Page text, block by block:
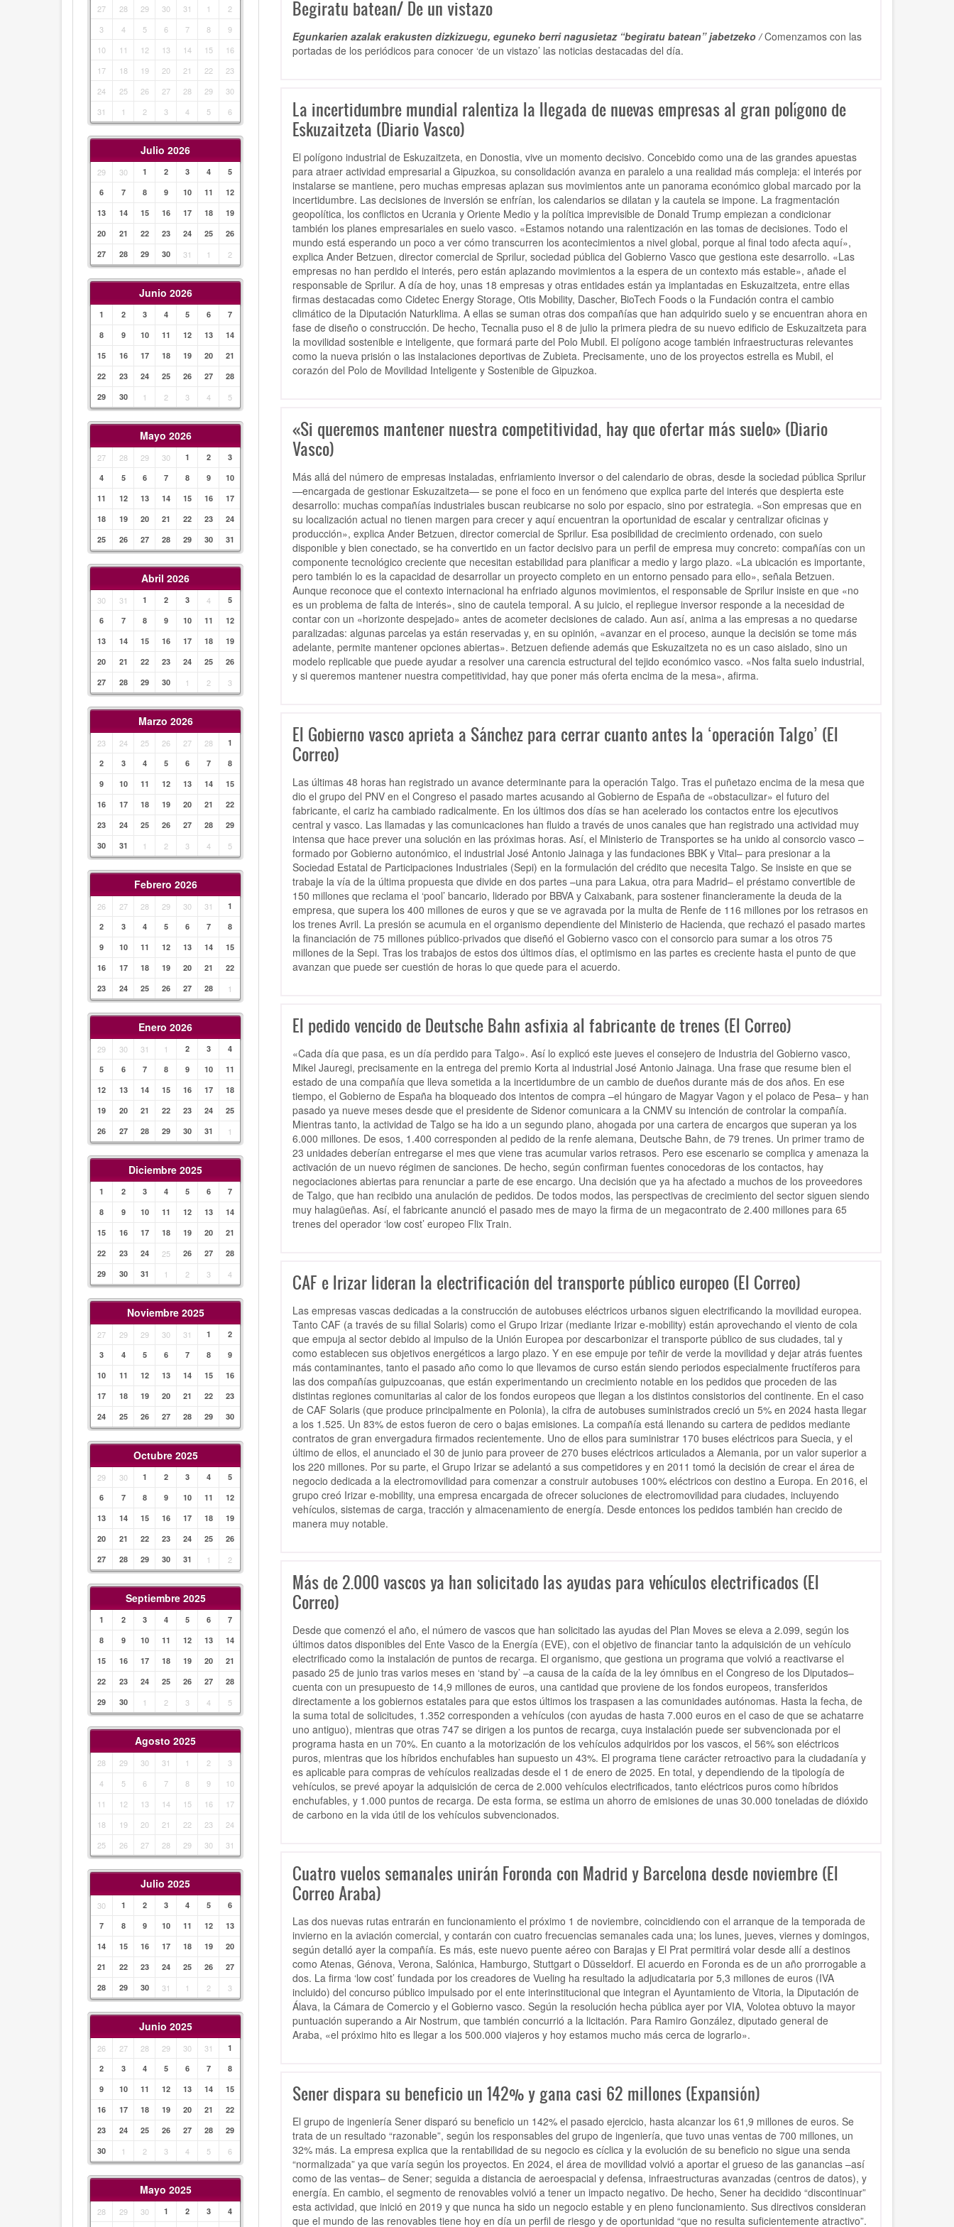
27 28 29 30 31 1
2
3
4 5 6 7 8
9
10
11 12 13 14 15
16
17
18 19 20 21 22
23
24
25 26 27 28 29
30
31
1 2 3 4 5 6
Julio 2026
29 30 1 2 3 4
5
6
7 8 9 10 11
12
13
14 15 16 17 18
19
20
21 22 23 24 25
26
27
28 29 30 31 1 2
Junio 2026
1 2 3 4 5 6
7
8
9 10 11 12 13
14
15
16 17 18 19 20
21
22
23 24 25 26 27
28
29
30 1 2 3 4 5
Mayo 2026
27 28 29 30 1 2
3
4
5 6 7 8 9
10
11
12 13 14 15 16
17
18
19 20 21 22 23
24
25
26 27 28 29 30 31
Abril 2026
30 31 1 2 3 4
5
6
7 8 9 10 11
12
13
14 15 16 17 18
19
20
21 22 23 24 25
26
27
28 29 30 1 2 3
Marzo 2026
23 24 25 26 27 28
1
2
3 4 5 6 7
8
9
10 11 12 13 14
15
16
17 18 19 20 21
22
23
24 25 26 27 28
29
30
31 1 2 3 4 5
Febrero 2026
26 27 28 29 30 31
1
2
3 4 5 6 7
8
9
10 11 12 13 14
15
16
17 18 19 20 21
22
23
24 25 26 27 28 1
Enero 2026
29 30 31 1 2 3
4
5
6 7 8 9 10
11
12
13 14 15 16 17
18
19
20 21 22 23 24
25
26
27 28 29 30 31 1
Diciembre 2025
1 2 3 4 5 6
7
8
9 10 11 12 13
14
15
16 17 18 19 20
21
22
23 24 25 26 27
28
29
30 31 1 2 3 4
Noviembre 2025
27 29 29 30 31 1
2
3
4 5 6 7 8
9
10
11 12 13 14 15
16
17
18 19 20 21 22
23
24
25 26 27 28 29 30
Octubre 2025
29 30 1 2 3 4
5
6
7 8 9 10 11
12
13
14 15 16 17 18
19
20
21 22 23 24 25
26
27
28 29 30 31 1 2
Septiembre 2025
1 2 3 4 5 6
7
8
9 10 11 12 13
14
15
16 17 18 19 20
21
22
23 24 25 26 27
28
29
30 1 2 3 4 5
Agosto 2025
28 29 30 31 1 2
3
4
5 6 7 8 9
10
11
12 13 14 15 16
17
18
19 20 21 22 23
24
25
26 27 28 29 30 31
Julio 2025
30 1 2 3 4 5
6
7
8 9 10 11 12
13
14
15 16 17 18 19
20
21
22 23 24 25 26
27
28
29 30 31 1 2 3
Junio 2025
26 27 28 29 30 31
1
2
3 4 5 6 7
8
9
10 11 12 13 14
15
16
17 18 19 20 21
22
23
24 25 26 27 28
29
30
1 2 3 4 5 6
Mayo 2025
28 29 30 1 2 3
4
Begiratu batean/ De un vistazo
Egunkarien azalak erakusten dizkizuegu, eguneko berri nagusietaz “begiratu batean” jabetzeko /Comenzamos con las
portadas de los periódicos para conocer ‘de un vistazo’ las noticias destacadas del día.
La incertidumbre mundial ralentiza la llegada de nuevas empresas al gran polígono de
Eskuzaitzeta (Diario Vasco)
El polígono industrial de Eskuzaitzeta, en Donostia, vive un momento decisivo. Concebido como una de las grandes apuestas
para atraer actividad empresarial a Gipuzkoa, su consolidación avanza en paralelo a una realidad más compleja: el interés por
instalarse se mantiene, pero muchas empresas aplazan sus movimientos ante un panorama económico global marcado por la
incertidumbre. Las decisiones de inversión se enfrían, los calendarios se dilatan y la cautela se impone. La fragmentación
geopolítica, los conflictos en Ucrania y Oriente Medio y la política imprevisible de Donald Trump empiezan a condicionar
también los planes empresariales en suelo vasco. «Estamos notando una ralentización en las tomas de decisiones. Todo el
mundo está esperando un poco a ver cómo transcurren los acontecimientos a nivel global, porque al final todo afecta aquí»,
explica Ander Betzuen, director comercial de Sprilur, sociedad pública del Gobierno Vasco que gestiona este desarrollo. «Las
empresas no han perdido el interés, pero están aplazando movimientos a la espera de un contexto más estable», añade el
responsable de Sprilur. A día de hoy, unas 18 empresas y otras entidades están ya implantadas en Eskuzaitzeta, entre ellas
firmas destacadas como Cidetec Energy Storage, Otis Mobility, Dascher, BioTech Foods o la Fundación contra el cambio
climático de la Diputación Naturklima. A ellas se suman otras dos compañías que han adquirido suelo y se encuentran ahora en
fase de diseño o construcción. De hecho, Tecnalia puso el 8 de julio la primera piedra de su nuevo edificio de Eskuzaitzeta para
la movilidad sostenible e inteligente, que formará parte del Polo Mubil. El polígono acoge también infraestructuras relevantes
como la nueva prisión o las instalaciones deportivas de Zubieta. Precisamente, uno de los proyectos estrella es Mubil, el
corazón del Polo de Movilidad Inteligente y Sostenible de Gipuzkoa.
«Si queremos mantener nuestra competitividad, hay que ofertar más suelo» (Diario
Vasco)
Más allá del número de empresas instaladas, enfriamiento inversor o del calendario de obras, desde la sociedad pública Sprilur
—encargada de gestionar Eskuzaitzeta— se pone el foco en un fenómeno que explica parte del interés que despierta este
desarrollo: muchas compañías industriales buscan reubicarse no solo por espacio, sino por estrategia. «Son empresas que en
su localización actual no tienen margen para crecer y aquí encuentran la oportunidad de escalar y centralizar oficinas y
producción», explica Ander Betzuen, director comercial de Sprilur. Esa posibilidad de crecimiento ordenado, con suelo
disponible y bien conectado, se ha convertido en un factor decisivo para un perfil de empresa muy concreto: compañías con un
componente tecnológico creciente que necesitan estabilidad para planificar a medio y largo plazo. «La ubicación es importante,
pero también lo es la capacidad de desarrollar un proyecto completo en un entorno pensado para ello», señala Betzuen.
Aunque reconoce que el contexto internacional ha enfriado algunos movimientos, el responsable de Sprilur insiste en que «no
es un problema de falta de interés», sino de cautela temporal. A su juicio, el repliegue inversor responde a la necesidad de
contar con un «horizonte despejado» antes de acometer decisiones de calado. Aun así, anima a las empresas a no quedarse
paralizadas: algunas parcelas ya están reservadas y, en su opinión, «avanzar en el proceso, aunque la decisión se tome más
adelante, permite mantener opciones abiertas». Betzuen defiende además que Eskuzaitzeta no es un caso aislado, sino un
modelo replicable que puede ayudar a resolver una carencia estructural del tejido económico vasco. «Nos falta suelo industrial,
y si queremos mantener nuestra competitividad, hay que poner más oferta encima de la mesa», afirma.
El Gobierno vasco aprieta a Sánchez para cerrar cuanto antes la ‘operación Talgo’ (El
Correo)
Las últimas 48 horas han registrado un avance determinante para la operación Talgo. Tras el puñetazo encima de la mesa que
dio el grupo del PNV en el Congreso el pasado martes acusando al Gobierno de España de «obstaculizar» el futuro del
fabricante, el cariz ha cambiado radicalmente. En los últimos dos días se han acelerado los contactos entre los ejecutivos
central y vasco. Las llamadas y las comunicaciones han fluido a través de unos canales que han registrado una actividad muy
intensa que hace prever una solución en las próximas horas. Así, el Ministerio de Transportes se ha unido al consorcio vasco –
formado por Gobierno autonómico, el industrial José Antonio Jainaga y las fundaciones BBK y Vital– para presionar a la
Sociedad Estatal de Participaciones Industriales (Sepi) en la formulación del crédito que necesita Talgo. Se insiste en que se
trabaje la vía de la última propuesta que divide en dos partes –una para Lakua, otra para Madrid– el préstamo convertible de
150 millones que reclama el ‘pool’ bancario, liderado por BBVA y Caixabank, para sostener financieramente la deuda de la
empresa, que supera los 400 millones de euros y que se ve agravada por la multa de Renfe de 116 millones por los retrasos en
los trenes Avril. La presión se acumula en el organismo dependiente del Ministerio de Hacienda, que rechazó el pasado martes
la financiación de 75 millones público-privados que diseñó el Gobierno vasco con el consorcio para sumar a los otros 75
millones de la Sepi. Tras los trabajos de estos dos últimos días, el optimismo en las partes es creciente hasta el punto de que
avanzan que puede ser cuestión de horas lo que quede para el acuerdo.
El pedido vencido de Deutsche Bahn asfixia al fabricante de trenes (El Correo)
«Cada día que pasa, es un día perdido para Talgo». Así lo explicó este jueves el consejero de Industria del Gobierno vasco,
Mikel Jauregi, precisamente en la entrega del premio Korta al industrial José Antonio Jainaga. Una frase que resume bien el
estado de una compañía que lleva sometida a la incertidumbre de un cambio de dueños durante más de dos años. En ese
tiempo, el Gobierno de España ha bloqueado dos intentos de compra –el húngaro de Magyar Vagon y el polaco de Pesa– y han
pasado ya nueve meses desde que el presidente de Sidenor comunicara a la CNMV su intención de controlar la compañía.
Mientras tanto, la actividad de Talgo se ha ido a un segundo plano, ahogada por una cartera de encargos que superan ya los
6.000 millones. De esos, 1.400 corresponden al pedido de la renfe alemana, Deutsche Bahn, de 79 trenes. Un primer tramo de
23 unidades deberían entregarse el mes que viene tras acumular varios retrasos. Pero ese escenario se complica y amenaza la
activación de un nuevo régimen de sanciones. De hecho, según confirman fuentes conocedoras de los contactos, hay
negociaciones abiertas para renunciar a parte de ese encargo. Una decisión que ya ha afectado a muchos de los proveedores
de Talgo, que han recibido una anulación de pedidos. De todos modos, las perspectivas de crecimiento del sector siguen siendo
muy halagüeñas. Así, el fabricante anunció el pasado mes de mayo la firma de un megacontrato de 2.400 millones para 65
trenes del operador ‘low cost’ europeo Flix Train.
CAF e Irizar lideran la electrificación del transporte público europeo (El Correo)
Las empresas vascas dedicadas a la construcción de autobuses eléctricos urbanos siguen electrificando la movilidad europea.
Tanto CAF (a través de su filial Solaris) como el Grupo Irizar (mediante Irizar e-mobility) están aprovechando el viento de cola
que empuja al sector debido al impulso de la Unión Europea por descarbonizar el transporte público de sus ciudades, tal y
como establecen sus objetivos energéticos a largo plazo. Y en ese empuje por teñir de verde la movilidad y dejar atrás fuentes
más contaminantes, tanto el pasado año como lo que llevamos de curso están siendo periodos especialmente fructíferos para
las dos compañías guipuzcoanas, que están experimentando un crecimiento notable en los pedidos que proceden de las
distintas regiones comunitarias al calor de los fondos europeos que llegan a los distintos consistorios del continente. En el caso
de CAF Solaris (que produce principalmente en Polonia), la cifra de autobuses suministrados creció un 5% en 2024 hasta llegar
a los 1.525. Un 83% de estos fueron de cero o bajas emisiones. La compañía está llenando su cartera de pedidos mediante
contratos de gran envergadura firmados recientemente. Uno de ellos para suministrar 170 buses eléctricos para Suecia, y el
último de ellos, el anunciado el 30 de junio para proveer de 270 buses eléctricos articulados a Alemania, por un valor superior a
los 220 millones. Por su parte, el Grupo Irizar se adelantó a sus competidores y en 2011 tomó la decisión de crear el área de
negocio dedicada a la electromovilidad para comenzar a construir autobuses 100% eléctricos con destino a Europa. En 2016, el
grupo creó Irizar e-mobility, una empresa encargada de ofrecer soluciones de electromovilidad para ciudades, incluyendo
vehículos, sistemas de carga, tracción y almacenamiento de energía. Desde entonces los pedidos también han crecido de
manera muy notable.
Más de 2.000 vascos ya han solicitado las ayudas para vehículos electrificados (El
Correo)
Desde que comenzó el año, el número de vascos que han solicitado las ayudas del Plan Moves se eleva a 2.099, según los
últimos datos disponibles del Ente Vasco de la Energía (EVE), con el objetivo de financiar tanto la adquisición de un vehículo
electrificado como la instalación de puntos de recarga. El organismo, que gestiona un programa que volvió a reactivarse el
pasado 25 de junio tras varios meses en ‘stand by’ –a causa de la caída de la ley ómnibus en el Congreso de los Diputados–
cuenta con un presupuesto de 14,9 millones de euros, una cantidad que proviene de los fondos europeos, transferidos
directamente a los gobiernos estatales para que estos últimos los traspasen a las comunidades autónomas. Hasta la fecha, de
la suma total de solicitudes, 1.352 corresponden a vehículos (con ayudas de hasta 7.000 euros en el caso de que se achatarre
uno antiguo), mientras que otras 747 se dirigen a los puntos de recarga, cuya instalación puede ser subvencionada por el
programa hasta en un 70%. En cuanto a la motorización de los vehículos adquiridos por los vascos, el 56% son eléctricos
puros, mientras que los híbridos enchufables han supuesto un 43%. El programa tiene carácter retroactivo para la ciudadanía y
es aplicable para compras de vehículos realizadas desde el 1 de enero de 2025. En total, y dependiendo de la tipología de
vehículos, se prevé apoyar la adquisición de cerca de 2.000 vehículos electrificados, tanto eléctricos puros como híbridos
enchufables, y 1.000 puntos de recarga. De esta forma, se estima un ahorro de emisiones de unas 30.000 toneladas de dióxido
de carbono en la vida útil de los vehículos subvencionados.
Cuatro vuelos semanales unirán Foronda con Madrid y Barcelona desde noviembre (El
Correo Araba)
Las dos nuevas rutas entrarán en funcionamiento el próximo 1 de noviembre, coincidiendo con el arranque de la temporada de
invierno en la aviación comercial, y contarán con cuatro frecuencias semanales cada una; los lunes, jueves, viernes y domingos,
según detalló ayer la compañía. Es más, este nuevo puente aéreo con Barajas y El Prat permitirá volar desde allí a destinos
como Atenas, Génova, Verona, Salónica, Hamburgo, Stuttgart o Düsseldorf. El acuerdo en Foronda es de un año prorrogable a
dos. La firma ‘low cost’ fundada por los creadores de Vueling ha resultado la adjudicataria por 5,3 millones de euros (IVA
incluido) del concurso público impulsado por el ente interinstitucional que integran el Ayuntamiento de Vitoria, la Diputación de
Álava, la Cámara de Comercio y el Gobierno vasco. Según la resolución hecha pública ayer por VIA, Volotea obtuvo la mayor
puntuación superando a Air Nostrum, que también concurrió a la licitación. Para Ramiro González, diputado general de
Araba, «el próximo hito es llegar a los 500.000 viajeros y hoy estamos mucho más cerca de lograrlo».
Sener dispara su beneficio un 142% y gana casi 62 millones (Expansión)
El grupo de ingeniería Sener disparó su beneficio un 142% el pasado ejercicio, hasta alcanzar los 61,9 millones de euros. Se
trata de un resultado “razonable”, según los responsables del grupo de ingeniería, que tuvo unas ventas de 700 millones, un
32% más. La empresa explica que la rentabilidad de su negocio es cíclica y la evolución de su beneficio no sigue una senda
“normalizada” ya que varía según los proyectos. En 2024, el área de movilidad volvió a aportar el grueso de las ganancias –así
como de las ventas– de Sener; seguida a distancia de aeroespacial y defensa, infraestructuras avanzadas (centros de datos), y
energía. En cambio, el segmento de renovables volvió a tener un impacto negativo. De hecho, Sener ha decidido “discontinuar”
esta actividad, que inició en 2019 y que nunca ha sido un negocio estable y en pleno funcionamiento. Sus directivos consideran
que el mundo de las renovables tiene hoy en día un perfil de riesgo y de oportunidad “que no resulta suficientemente atractivo”.